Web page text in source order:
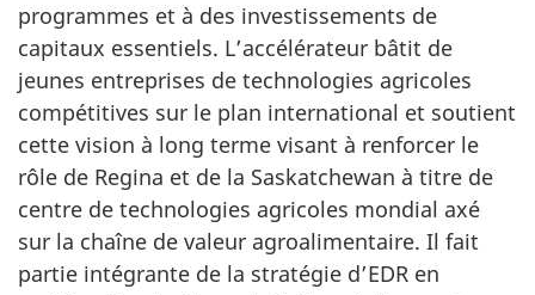
programmes et à des investissements de
capitaux essentiels. L’accélérateur bâtit de
jeunes entreprises de technologies agricoles
compétitives sur le plan international et soutient
cette vision à long terme visant à renforcer le
rôle de Regina et de la Saskatchewan à titre de
centre de technologies agricoles mondial axé
sur la chaîne de valeur agroalimentaire. Il fait
partie intégrante de la stratégie d’EDR en